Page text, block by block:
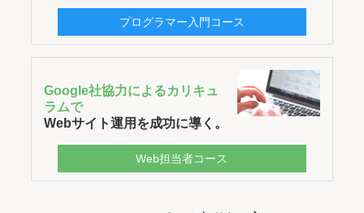
プログラマー入門コース
Google社協力によるカリキュ
ラムで
Webサイト運用を成功に導く。
Web担当者コース